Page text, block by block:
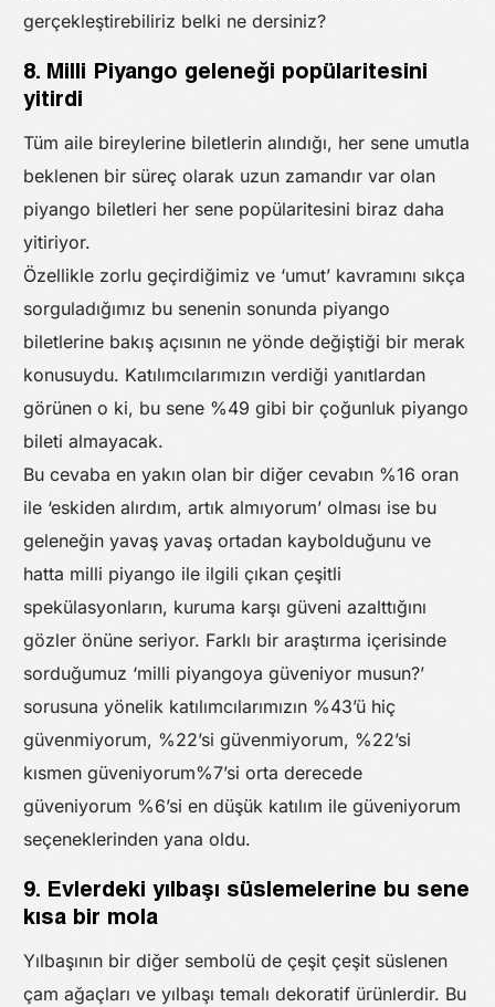
gerçekleştirebiliriz belki ne dersiniz?
8. Milli Piyango geleneği popülaritesini
yitirdi
Tüm aile bireylerine biletlerin alındığı, her sene umutla
beklenen bir süreç olarak uzun zamandır var olan
piyango biletleri her sene popülaritesini biraz daha
yitiriyor.
Özellikle zorlu geçirdiğimiz ve ‘umut’ kavramını sıkça
sorguladığımız bu senenin sonunda piyango
biletlerine bakış açısının ne yönde değiştiği bir merak
konusuydu. Katılımcılarımızın verdiği yanıtlardan
görünen o ki, bu sene %49 gibi bir çoğunluk piyango
bileti almayacak.
Bu cevaba en yakın olan bir diğer cevabın %16 oran
ile ‘eskiden alırdım, artık almıyorum’ olması ise bu
geleneğin yavaş yavaş ortadan kaybolduğunu ve
hatta milli piyango ile ilgili çıkan çeşitli
spekülasyonların, kuruma karşı güveni azalttığını
gözler önüne seriyor. Farklı bir araştırma içerisinde
sorduğumuz ‘milli piyangoya güveniyor musun?’
sorusuna yönelik katılımcılarımızın %43’ü hiç
güvenmiyorum, %22’si güvenmiyorum, %22’si
kısmen güveniyorum%7’si orta derecede
güveniyorum %6’si en düşük katılım ile güveniyorum
seçeneklerinden yana oldu.
9. Evlerdeki yılbaşı süslemelerine bu sene
kısa bir mola
Yılbaşının bir diğer sembolü de çeşit çeşit süslenen
çam ağaçları ve yılbaşı temalı dekoratif ürünlerdir. Bu